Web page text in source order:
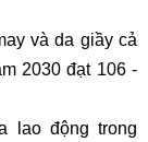
và da giầy cả
2030 đạt 106 -
lao động trong